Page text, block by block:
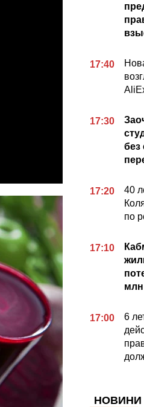
17:40
17:30
без
17:20
40
по
17:10
млн
17:00
6
НОВИНИ